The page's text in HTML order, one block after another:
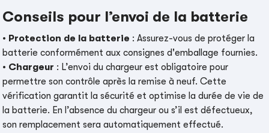
Conseils pour l’envoi de la batterie
• Protection de la batterie : Assurez-vous de protéger la
batterie conformément aux consignes d'emballage fournies.
• Chargeur : L’envoi du chargeur est obligatoire pour
permettre son contrôle après la remise à neuf. Cette
vérification garantit la sécurité et optimise la durée de vie de
la batterie. En l’absence du chargeur ou s’il est défectueux,
son remplacement sera automatiquement effectué.